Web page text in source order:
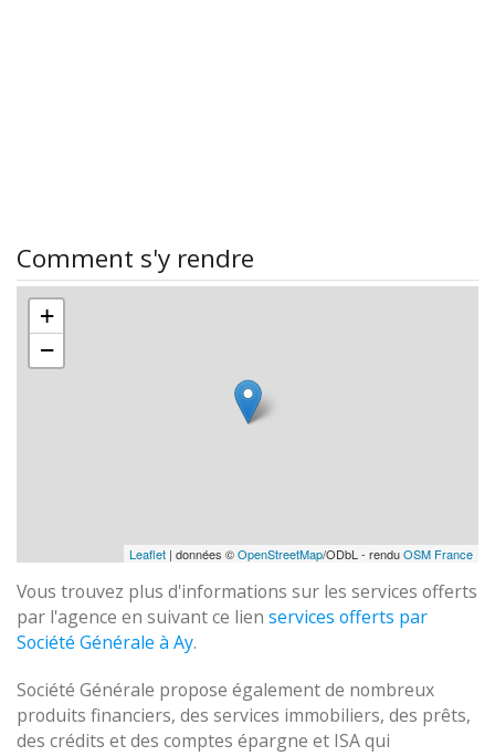
Comment s'y rendre
+
−
Leaflet | données ©OpenStreetMap/ODbL - renduOSM France
Vous trouvez plus d'informations sur les services offerts
par l'agence en suivant ce lien services offerts par
Société Générale à Ay.
Société Générale propose également de nombreux
produits financiers, des services immobiliers, des prêts,
des crédits et des comptes épargne et ISA qui